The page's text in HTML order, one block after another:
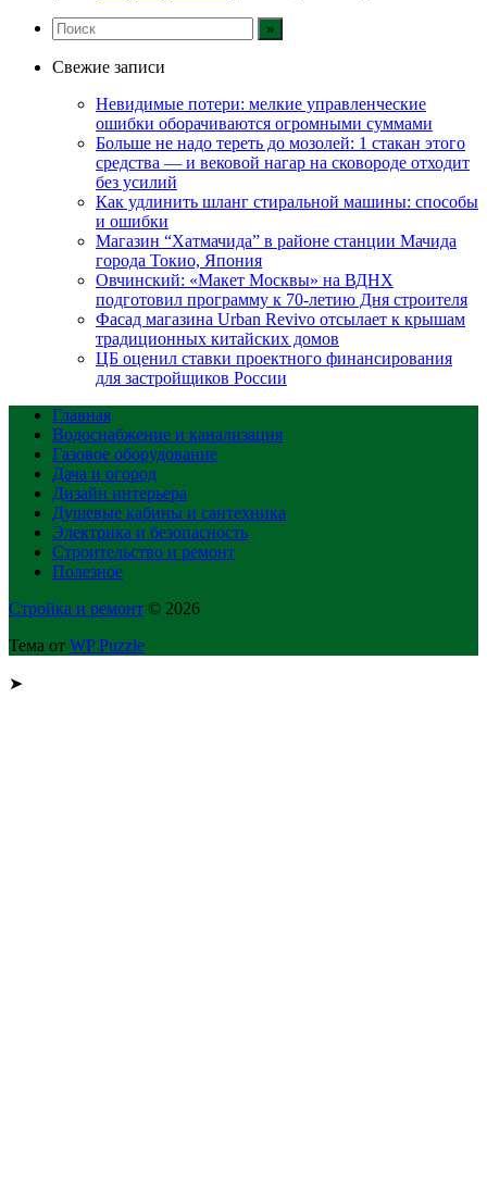
Свежие записи
Невидимые потери: мелкие управленческие
ошибки оборачиваются огромными суммами
Больше не надо тереть до мозолей: 1 стакан этого
средства — и вековой нагар на сковороде отходит
без усилий
Как удлинить шланг стиральной машины: способы
и ошибки
Магазин “Хатмачида” в районе станции Мачида
города Токио, Япония
Овчинский: «Макет Москвы» на ВДНХ
подготовил программу к 70-летию Дня строителя
Фасад магазина Urban Revivo отсылает к крышам
традиционных китайских домов
ЦБ оценил ставки проектного финансирования
для застройщиков России
Главная
Водоснабжение и канализация
Газовое оборудование
Дача и огород
Дизайн интерьера
Душевые кабины и сантехника
Электрика и безопасность
Строительство и ремонт
Полезное
Стройка и ремонт © 2026
Тема от WP Puzzle
➤